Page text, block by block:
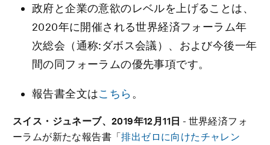
政府と企業の意欲のレベルを上げることは、
2020年に開催される世界経済フォーラム年
次総会（通称:ダボス会議）、および今後一年
間の同フォーラムの優先事項です。
報告書全文はこちら 。
スイス・ジュネーブ、2019年12月11日 - 世界経済フォ
ーラムが新たな報告書「排出ゼロに向けたチャレン